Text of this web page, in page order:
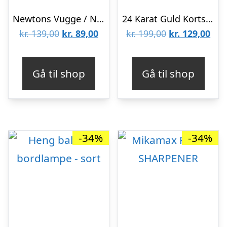
Newtons Vugge / Newtons Cradle
kr.139,00 Den
var:
kr. 139,00.
kr. 89,00Den
kr. 89,00.
Gå til shop
24 Karat Guld Kortspil – Med Eksklusiv Trææske
kr.199,00 Den
var:
kr. 199,00.
kr. 129,00Den
kr.
Gå til shop
-34% -34%